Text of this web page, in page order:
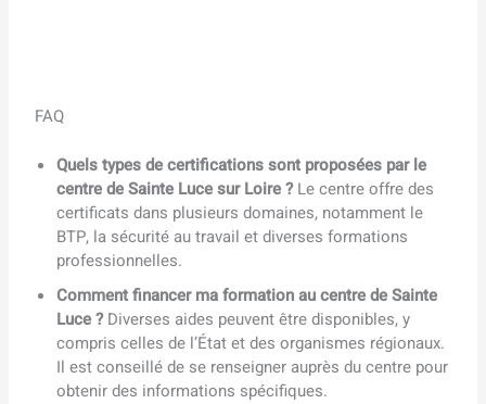
FAQ
Quels types de certifications sont proposées par le
centre de Sainte Luce sur Loire ?Le centre offre des
certificats dans plusieurs domaines, notamment le
BTP, la sécurité au travail et diverses formations
professionnelles.
Comment financer ma formation au centre de Sainte
Luce ?Diverses aides peuvent être disponibles, y
compris celles de l’État et des organismes régionaux.
Il est conseillé de se renseigner auprès du centre pour
obtenir des informations spécifiques.